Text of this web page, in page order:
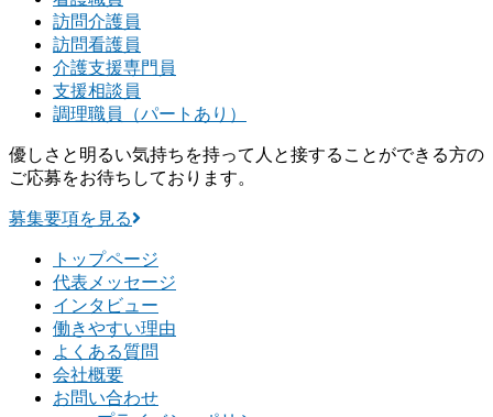
訪問介護員
訪問看護員
介護支援専門員
支援相談員
調理職員（パートあり）
優しさと明るい気持ちを持って人と接することができる方の
ご応募をお待ちしております。
募集要項を見る
トップページ
代表メッセージ
インタビュー
働きやすい理由
よくある質問
会社概要
お問い合わせ